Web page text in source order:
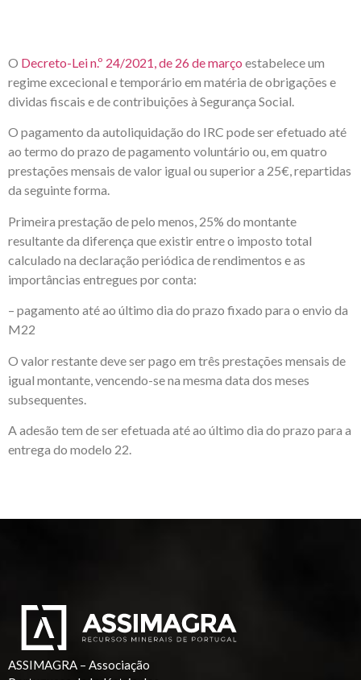
O Decreto-Lei n.º 24/2021, de 26 de março estabelece um
regime excecional e temporário em matéria de obrigações e
dividas fiscais e de contribuições à Segurança Social.
O pagamento da autoliquidação do IRC pode ser efetuado até
ao termo do prazo de pagamento voluntário ou, em quatro
prestações mensais de valor igual ou superior a 25€, repartidas
da seguinte forma.
Primeira prestação de pelo menos, 25% do montante
resultante da diferença que existir entre o imposto total
calculado na declaração periódica de rendimentos e as
importâncias entregues por conta:
– pagamento até ao último dia do prazo fixado para o envio da
M22
O valor restante deve ser pago em três prestações mensais de
igual montante, vencendo-se na mesma data dos meses
subsequentes.
A adesão tem de ser efetuada até ao último dia do prazo para a
entrega do modelo 22.
ASSIMAGRA – Associação